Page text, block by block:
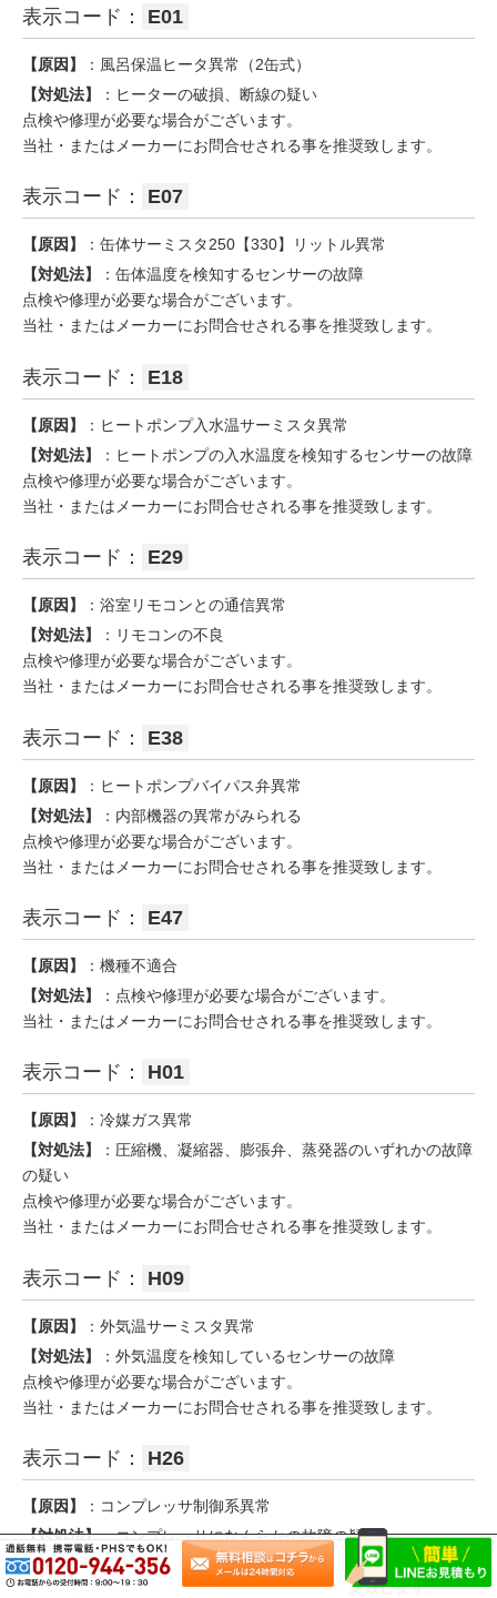
表示コード： E01
【原因】
：風呂保温ヒータ異常（2缶式）
【対処法】
：ヒーターの破損、断線の疑い
点検や修理が必要な場合がございます。
当社・またはメーカーにお問合せされる事を推奨致します。
表示コード： E07
【原因】
：缶体サーミスタ250【330】リットル異常
【対処法】
：缶体温度を検知するセンサーの故障
点検や修理が必要な場合がございます。
当社・またはメーカーにお問合せされる事を推奨致します。
表示コード： E18
【原因】
：ヒートポンプ入水温サーミスタ異常
【対処法】
：ヒートポンプの入水温度を検知するセンサーの故障
点検や修理が必要な場合がございます。
当社・またはメーカーにお問合せされる事を推奨致します。
表示コード： E29
【原因】
：浴室リモコンとの通信異常
【対処法】
：リモコンの不良
点検や修理が必要な場合がございます。
当社・またはメーカーにお問合せされる事を推奨致します。
表示コード： E38
【原因】
：ヒートポンプバイパス弁異常
【対処法】
：内部機器の異常がみられる
点検や修理が必要な場合がございます。
当社・またはメーカーにお問合せされる事を推奨致します。
表示コード： E47
【原因】
：機種不適合
【対処法】
：点検や修理が必要な場合がございます。
当社・またはメーカーにお問合せされる事を推奨致します。
表示コード： H01
【原因】
：冷媒ガス異常
【対処法】
：圧縮機、凝縮器、膨張弁、蒸発器のいずれかの故障
の疑い
点検や修理が必要な場合がございます。
当社・またはメーカーにお問合せされる事を推奨致します。
表示コード： H09
【原因】
：外気温サーミスタ異常
【対処法】
：外気温度を検知しているセンサーの故障
点検や修理が必要な場合がございます。
当社・またはメーカーにお問合せされる事を推奨致します。
表示コード： H26
【原因】
：コンプレッサ制御系異常
【対処法】：コンプレッサになんらかの故障の疑い
点検や修理が必要な場合がございます。
当社・またはメーカーにお問合せされる事を推奨致します。